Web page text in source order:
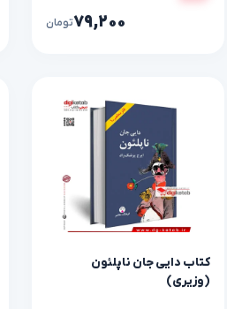
۷۹,۲۰۰تومان
کتاب دایی جان ناپلئون
(وزیری)